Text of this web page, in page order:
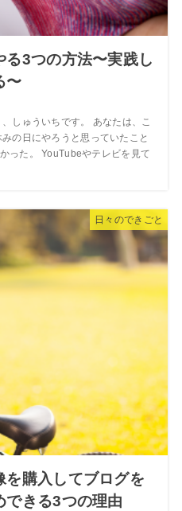
3つの方法〜実践し
〜
しゅういちです。 あなたは、こ
の日にやろうと思っていたこと
った。 YouTubeやテレビを見て
日々のできごと
を購入してブログを
できる3つの理由